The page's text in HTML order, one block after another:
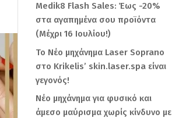
Medik8 Flash Sales: Έως -20%
στα αγαπημένα σου προϊόντα
(Μέχρι 16 Ιουλίου!)
Το Νέο μηχάνημα Laser Soprano
στο Krikelis’ skin.laser.spa είναι
γεγονός!
Νέο μηχάνημα για φυσικό και
άμεσο μαύρισμα χωρίς κίνδυνο με